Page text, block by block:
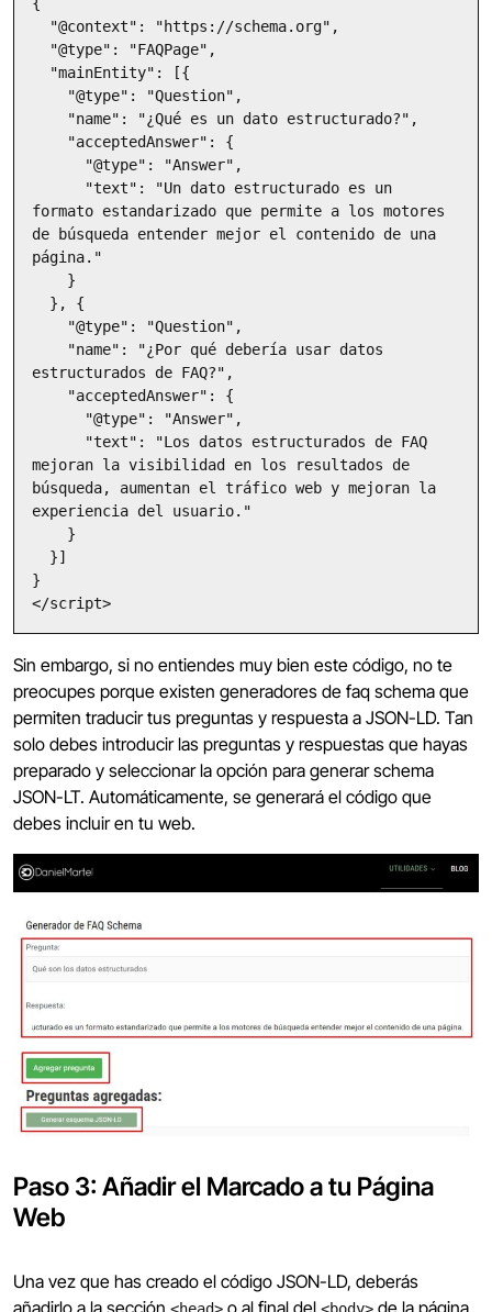
formato estandarizado que permite a los motores
de búsqueda entender mejor el contenido de una
página."
estructurados de FAQ?",
mejoran la visibilidad en los resultados de
búsqueda, aumentan el tráfico web y mejoran la
experiencia del usuario."
}
</script>
Sin embargo, si no entiendes muy bien este código, no te
preocupes porque existen generadores de faq schema que
permiten traducir tus preguntas y respuesta a JSON-LD. Tan
solo debes introducir las preguntas y respuestas que hayas
preparado y seleccionar la opción para generar schema
JSON-LT. Automáticamente, se generará el código que
debes incluir en tu web.
Paso 3: Añadir el Marcado a tu Página
Web
Una vez que has creado el código JSON-LD, deberás